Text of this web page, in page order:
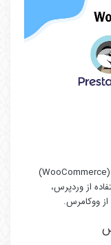
(WooCommerce)
از وردپرس،
از ووکامرس.